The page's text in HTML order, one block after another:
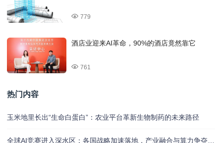
779
酒店业迎来AI革命，90%的酒店竟然靠它
761
热门内容
玉米地里长出“生命白蛋白”：农业平台革新生物制药的未来路径
全球AI竞赛进入深水区：各国战略加速落地，产业融合与算力争夺白热化